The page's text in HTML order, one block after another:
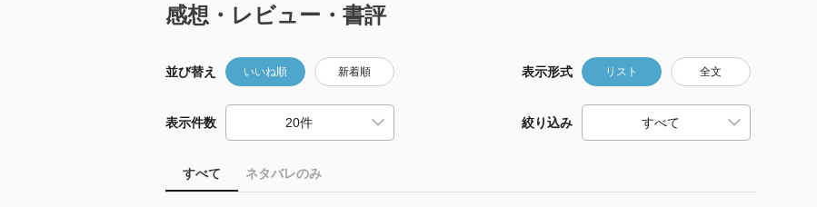
感想・レビュー・書評
並び替え いいね順 新着順 表示形式 リスト 全文
表示件数 絞り込み
すべて ネタバレのみ